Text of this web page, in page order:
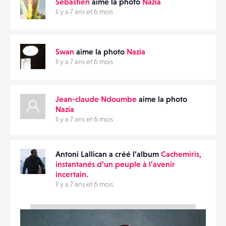
Il y a 7 ans et 6 mois
Swan aime la photo Nazia
Il y a 7 ans et 6 mois
Jean-claude Ndoumbe aime la photo
Nazia
Il y a 7 ans et 6 mois
Antoni Lallican a créé l’album Cachemiris,
instantanés d’un peuple à l’avenir
incertain.
Il y a 7 ans et 6 mois